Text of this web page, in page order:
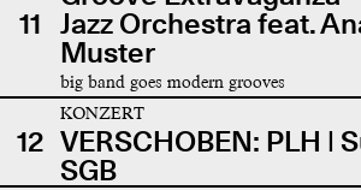
11 Jazz Orchestra feat.
Muster
big band goes modern grooves
12
KONZERT
VERSCHOBEN: PLH |
SGB